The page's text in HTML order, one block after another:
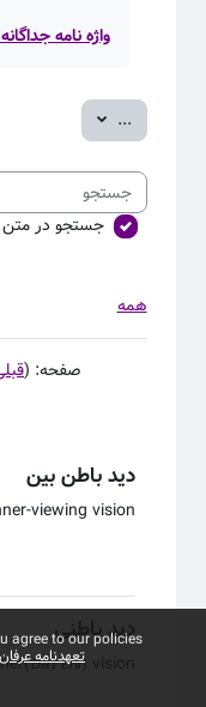
واژه نامه
... صدور ورودی‌ها
جستجو
جستجو در
همه
صفحه: (
دید باطن بین
-viewing vision
دید باطنی
(Bāṭenī)
agree to our policies:
تعهدنامه